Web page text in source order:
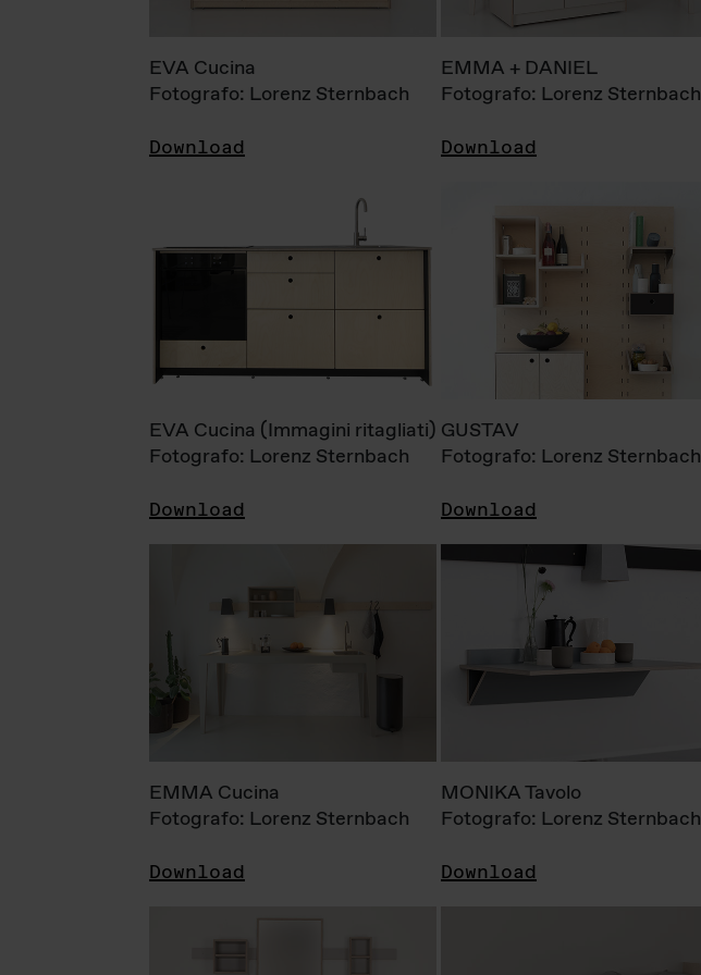
EVA Cucina
Fotografo: Lorenz Sternbach
Download
EMMA + DANIEL
Fotografo: Lorenz Sternbach
Download
EVA Cucina (Immagini ritagliati)
Fotografo: Lorenz Sternbach
Download
GUSTAV
Fotografo: Lorenz Sternbach
Download
EMMA Cucina
Fotografo: Lorenz Sternbach
Download
MONIKA Tavolo
Fotografo: Lorenz Sternbach
Download